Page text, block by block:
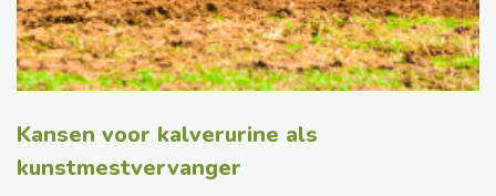
Kansen voor kalverurine als
kunstmestvervanger